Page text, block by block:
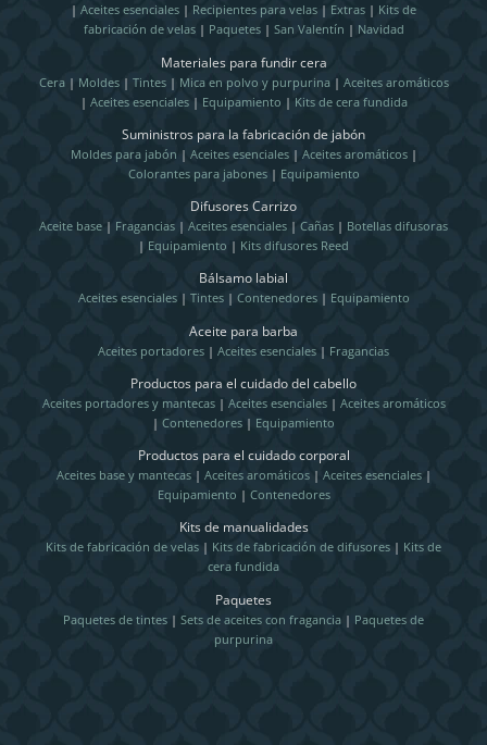
| Aceites esenciales | Recipientes para velas | Extras | Kits de
fabricación de velas| Paquetes| San Valentín | Navidad
Materiales para fundir cera
Cera| Moldes| Tintes| Mica en polvo y purpurina | Aceites aromáticos
| Aceites esenciales| Equipamiento | Kits de cera fundida
Suministros para la fabricación de jabón
Moldes para jabón | Aceites esenciales| Aceites aromáticos|
Colorantes para jabones| Equipamiento
Difusores Carrizo
Aceite base | Fragancias | Aceites esenciales | Cañas | Botellas difusoras
| Equipamiento | Kits difusores Reed
Bálsamo labial
Aceites esenciales| Tintes| Contenedores| Equipamiento
Aceite para barba
Aceites portadores | Aceites esenciales | Fragancias
Productos para el cuidado del cabello
Aceites portadores y mantecas| Aceites esenciales| Aceites aromáticos
| Contenedores | Equipamiento
Productos para el cuidado corporal
Aceites base y mantecas| Aceites aromáticos| Aceites esenciales|
Equipamiento | Contenedores
Kits de manualidades
Kits de fabricación de velas | Kits de fabricación de difusores | Kits de
cera fundida
Paquetes
Paquetes de tintes | Sets de aceites con fragancia | Paquetes de
purpurina